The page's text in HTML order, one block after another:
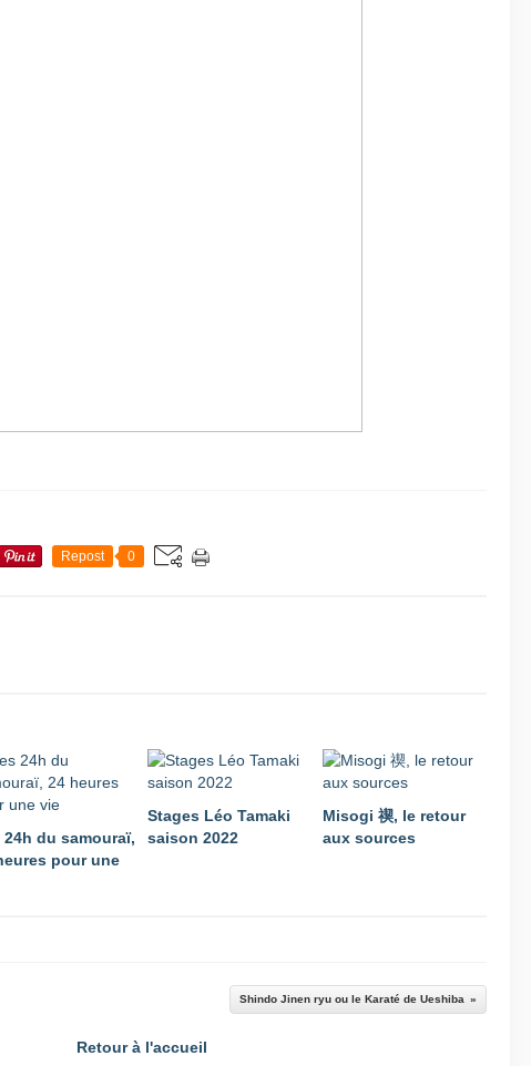
Repost 0
24h du samouraï,
pour une
Stages Léo Tamaki
saison 2022
Misogi 禊, le retour
aux sources
Shindo Jinen ryu ou le Karaté de Ueshiba
Retour à l'accueil